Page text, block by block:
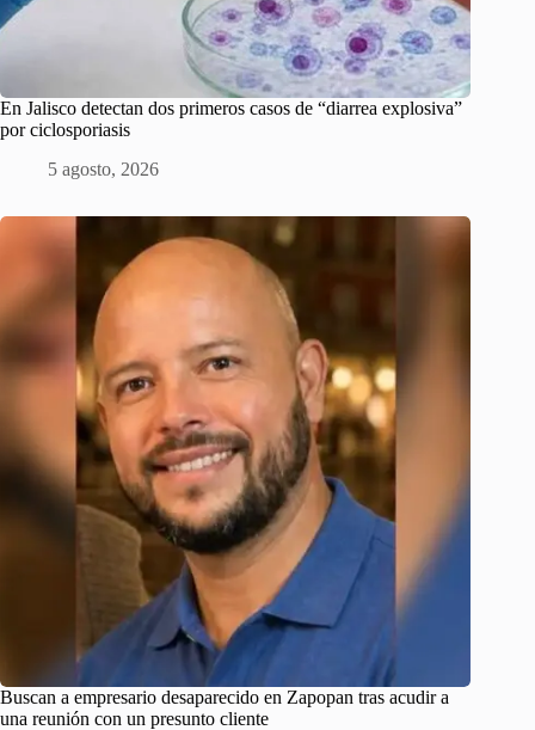
En Jalisco detectan dos primeros casos de “diarrea explosiva”
por ciclosporiasis
5 agosto, 2026
Buscan a empresario desaparecido en Zapopan tras acudir a
una reunión con un presunto cliente